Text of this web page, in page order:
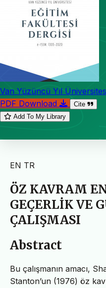
Van Yüzüncü Yıl
PDF Download
Cite
Add To My Library
EN TR
ÖZ KAVRAM
GEÇERLİK VE
ÇALIŞMASI
Abstract
Bu çalışmanın amacı,
Stanton’un (1976) öz